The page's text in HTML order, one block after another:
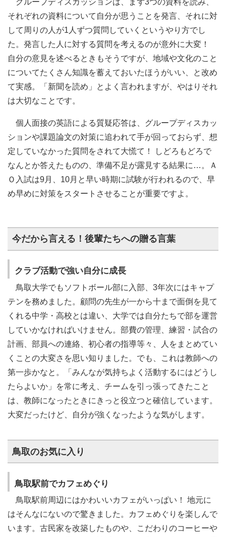
グループディスカッションは、まず3つの資料を読み、
それぞれの資料について自分が思うことを発言、それに対
して周りの人が1人ずつ質問していくというやり方でし
た。発言した人に対する質問を考えるのが意外に大変！
自分の意見を述べるときもそうですが、地域や文化のこと
についてたくさん知識を蓄えておいたほうがいい、と改め
て実感。「新聞を読め」とよく言われますが、やはりそれ
は大切なことです。
個人面接の英語による質疑応答は、グループディスカッ
ションや課題論文の対策に追われて手が回っておらず、想
定していなかった質問をされて大慌て！ しどろもどろで
なんとか答えたものの、準備不足が露見する結果に…。Ａ
Ｏ入試は9月、10月と早い時期に試験が行われるので、早
め早めに対策をスタートさせることが重要ですよ。
今だから言える！後輩たちへの贈る言葉
クラブ活動で強い自分に成長
鳥取大学でもソフトボール部に入部、3年次にはキャプ
テンを務めました。顧問の先生が一から十まで面倒を見て
くれる中学・高校とは違い、大学では自分たちで部を運営
していかなければいけません。部費の管理、練習・試合の
計画、部員への連絡、初心者の指導等々、人をまとめてい
くことの大変さを思い知りました。でも、これは教師への
第一歩かなと。「みんなが気持ちよく活動するにはどうし
たらよいか」を常に考え、チームを引っ張ってきたこと
は、教師になったときにきっと役立つと確信しています。
大変だったけど、自分が強くなったような気がします。
鳥取のお気に入り
鳥取駅前でカフェめぐり
鳥取駅前周辺にはかわいいカフェがいっぱい！ 地元に
はそんなにないので驚きました。カフェめぐりを楽しんで
います。古民家を改築したものや、こだわりのコーヒーや